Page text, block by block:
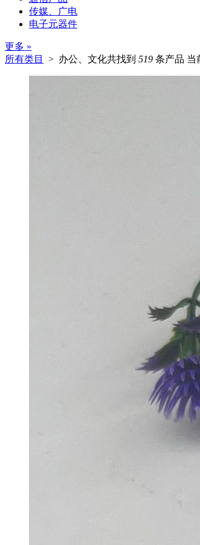
传媒、广电
电子元器件
更多 »
所有类目
> 办公、文化共找到 519 条产品 当